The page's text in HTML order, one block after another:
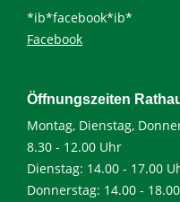
*ib*facebook*ib*
Facebook
Öffnungszeiten
Montag, Dienstag,
8.30 - 12.00 Uhr
Dienstag: 14.00 - 17.00
Donnerstag: 14.00 -